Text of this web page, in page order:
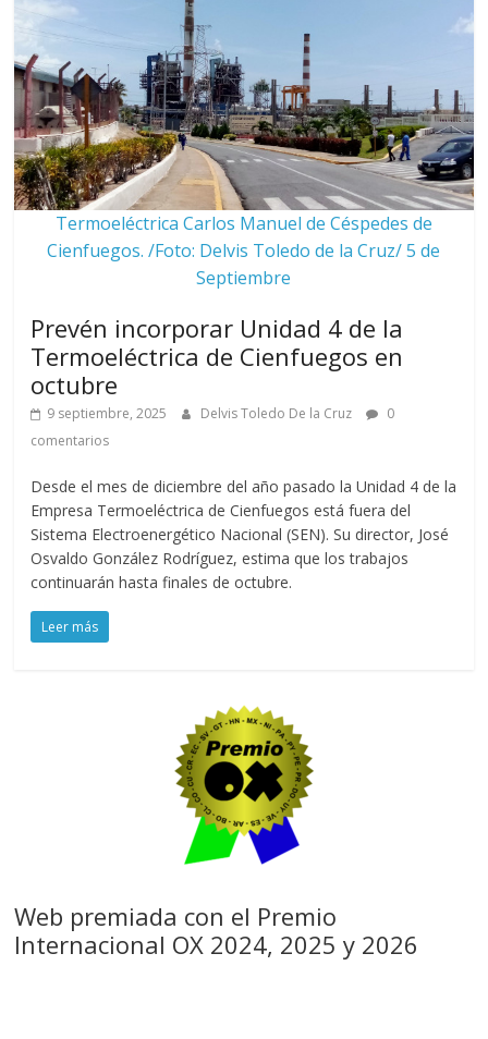
Termoeléctrica Carlos Manuel de Céspedes de
Cienfuegos. /Foto: Delvis Toledo de la Cruz/ 5 de
Septiembre
Prevén incorporar Unidad 4 de la
Termoeléctrica de Cienfuegos en
octubre
9 septiembre, 2025 Delvis Toledo De la Cruz
0
comentarios
Desde el mes de diciembre del año pasado la Unidad 4 de la
Empresa Termoeléctrica de Cienfuegos está fuera del
Sistema Electroenergético Nacional (SEN). Su director, José
Osvaldo González Rodríguez, estima que los trabajos
continuarán hasta finales de octubre.
Leer más
Web premiada con el Premio
Internacional OX 2024, 2025 y 2026